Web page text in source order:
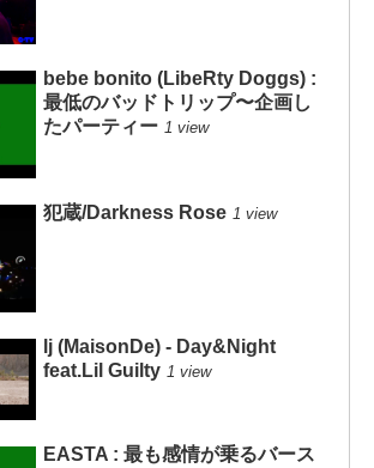
bebe bonito (LibeRty Doggs) :
最低のバッドトリップ〜企画し
たパーティー 1 view
犯蔵/Darkness Rose 1 view
lj (MaisonDe) - Day&Night
feat.Lil Guilty 1 view
EASTA : 最も感情が乗るバース